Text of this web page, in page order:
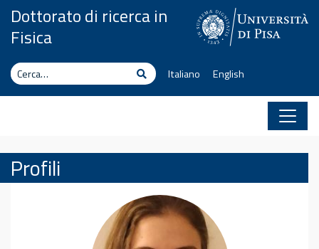
Vai al contenuto
Dottorato di ricerca in
Fisica
Cerca CercaItaliano English
Profili